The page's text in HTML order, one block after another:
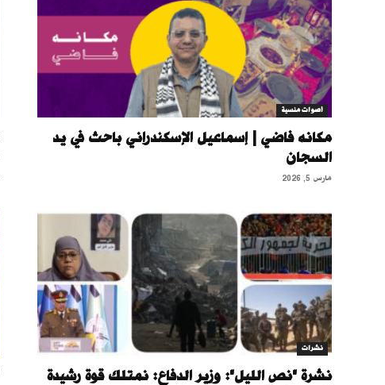
أصوات منسية
مكانه فاضي | إسماعيل الإسكندراني باحث في يد
السجان
مارس 5, 2026
نشرات
نشرة "نص الليل": وزير الدفاع: نمتلك قوة رشيدة